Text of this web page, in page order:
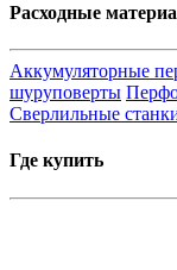
Расходные
Аккумуляторные
шуруповерты
Сверлильные
Где купить